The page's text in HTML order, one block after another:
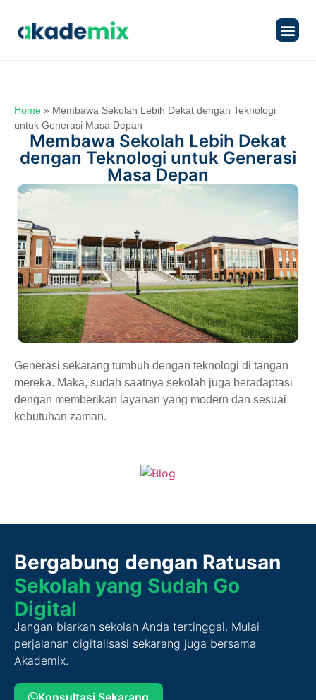
Home » Membawa Sekolah Lebih Dekat dengan Teknologi
untuk Generasi Masa Depan
Membawa Sekolah Lebih Dekat
dengan Teknologi untuk Generasi
Masa Depan
Generasi sekarang tumbuh dengan teknologi di tangan
mereka. Maka, sudah saatnya sekolah juga beradaptasi
dengan memberikan layanan yang modern dan sesuai
kebutuhan zaman.
Bergabung dengan Ratusan
Sekolah yang Sudah Go
Digital
Jangan biarkan sekolah Anda tertinggal. Mulai
perjalanan digitalisasi sekarang juga bersama
Akademix.
Konsultasi Sekarang